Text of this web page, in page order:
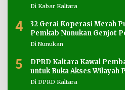
Di Kabar Kaltara
4
32 Gerai Koperasi Merah
Pemkab Nunukan Genjot
Di Nunukan
5
DPRD Kaltara Kawal
untuk Buka Akses Wilayah
Di DPRD Kaltara